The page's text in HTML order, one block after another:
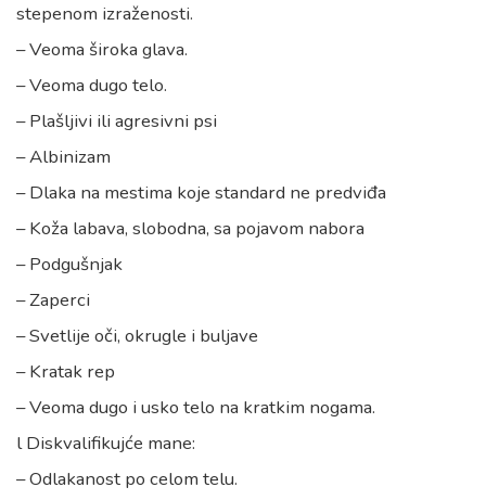
stepenom izraženosti.
– Veoma široka glava.
– Veoma dugo telo.
– Plašljivi ili agresivni psi
– Albinizam
– Dlaka na mestima koje standard ne predviđa
– Koža labava, slobodna, sa pojavom nabora
– Podgušnjak
– Zaperci
– Svetlije oči, okrugle i buljave
– Kratak rep
– Veoma dugo i usko telo na kratkim nogama.
l Diskvalifikujće mane:
– Odlakanost po celom telu.